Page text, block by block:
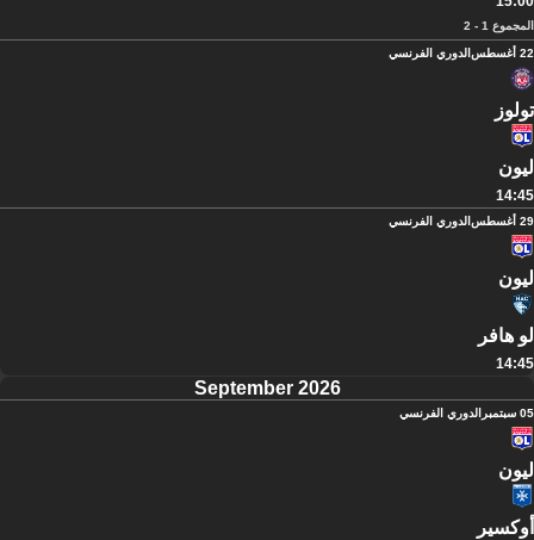
المجموع 1 - 2
22 أغسطس الدوري الفرنسي
تولوز
ليون
14:45
29 أغسطس الدوري الفرنسي
ليون
لو هافر
14:45
September 2026
05 سبتمبر الدوري الفرنسي
ليون
أوكسير